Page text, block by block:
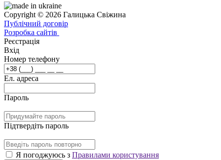
Copyright © 2026 Галицька Свіжина
Публічний договір
Розробка сайтів
Реєстрація
Вхід
Номер телефону
Ел. адреса
Пароль
Підтвердіть пароль
Я погоджуюсь з Правилами користування